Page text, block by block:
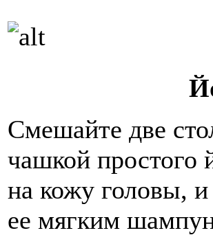
Смешайте две
чашкой простого
на кожу головы, и
ее мягким